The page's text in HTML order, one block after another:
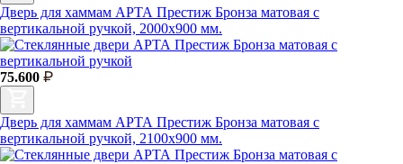
Дверь для хаммам АРТА Престиж Бронза матовая с
вертикальной ручкой, 2000х900 мм.
75.600
Дверь для хаммам АРТА Престиж Бронза матовая с
вертикальной ручкой, 2100х900 мм.